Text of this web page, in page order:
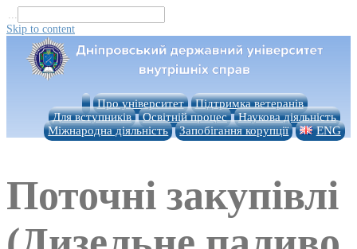
...
Skip to content
Про університет
Підтримка ветеранів
Для вступників
Освітній процес
Наукова діяльність
Міжнародна діяльність
Запобігання корупції ENG
Поточні закупівлі